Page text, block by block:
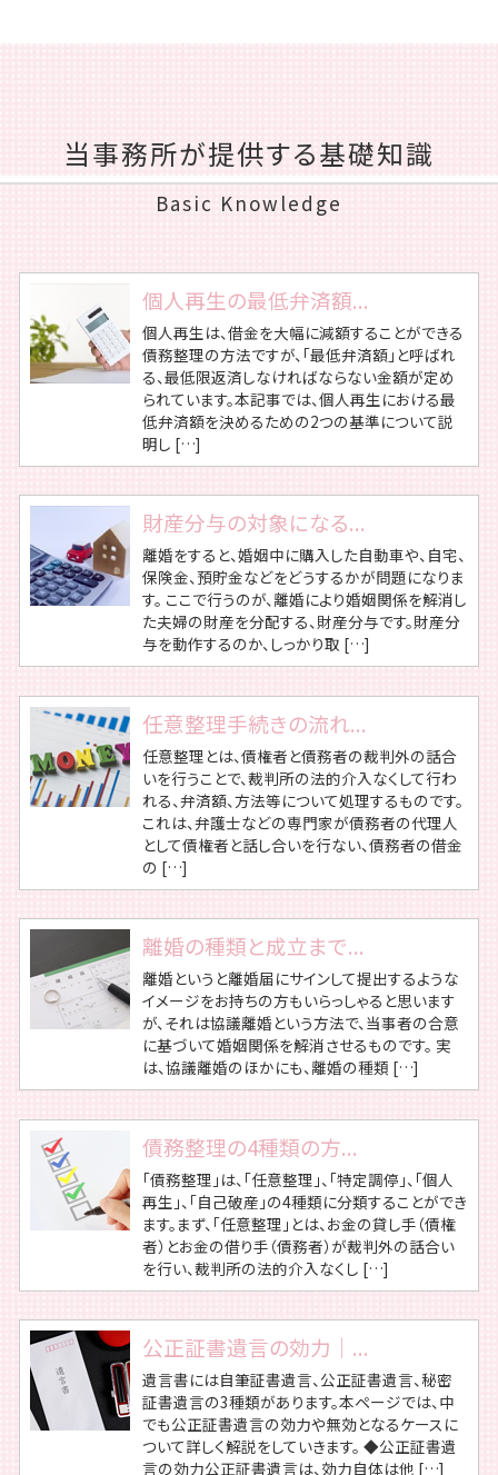
当事務所が提供する基礎知識
Basic Knowledge
個人再生の最低弁済額...
個人再生は、借金を大幅に減額することができる
債務整理の方法ですが、「最低弁済額」と呼ばれ
る、最低限返済しなければならない金額が定め
られています。本記事では、個人再生における最
低弁済額を決めるための2つの基準について説
明し […]
財産分与の対象になる...
離婚をすると、婚姻中に購入した自動車や、自宅、
保険金、預貯金などをどうするかが問題になりま
す。 ここで行うのが、離婚により婚姻関係を解消し
た夫婦の財産を分配する、財産分与です。財産分
与を動作するのか、しっかり取 […]
任意整理手続きの流れ...
任意整理とは、債権者と債務者の裁判外の話合
いを行うことで、裁判所の法的介入なくして行わ
れる、弁済額、方法等について処理するものです。
これは、弁護士などの専門家が債務者の代理人
として債権者と話し合いを行ない、債務者の借金
の […]
離婚の種類と成立まで...
離婚というと離婚届にサインして提出するような
イメージをお持ちの方もいらっしゃると思います
が、それは協議離婚という方法で、当事者の合意
に基づいて婚姻関係を解消させるものです。 実
は、協議離婚のほかにも、離婚の種類 […]
債務整理の4種類の方...
「債務整理」は、「任意整理」、「特定調停」、「個人
再生」、「自己破産」の4種類に分類することができ
ます。まず、「任意整理」とは、お金の貸し手（債権
者）とお金の借り手（債務者）が裁判外の話合い
を行い、裁判所の法的介入なくし […]
公正証書遺言の効力｜...
遺言書には自筆証書遺言、公正証書遺言、秘密
証書遺言の3種類があります。本ページでは、中
でも公正証書遺言の効力や無効となるケースに
ついて詳しく解説をしていきます。 ◆公正証書遺
言の効力公正証書遺言は、効力自体は他 […]